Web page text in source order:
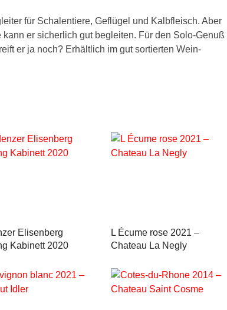
für Schalentiere, Geflügel und Kalbfleisch. Aber
er sicherlich gut begleiten. Für den Solo-Genuß
er ja noch? Erhältlich im gut sortierten Wein-
Elisenberg
Kabinett 2020
L Écume rose 2021 –
Chateau La Negly